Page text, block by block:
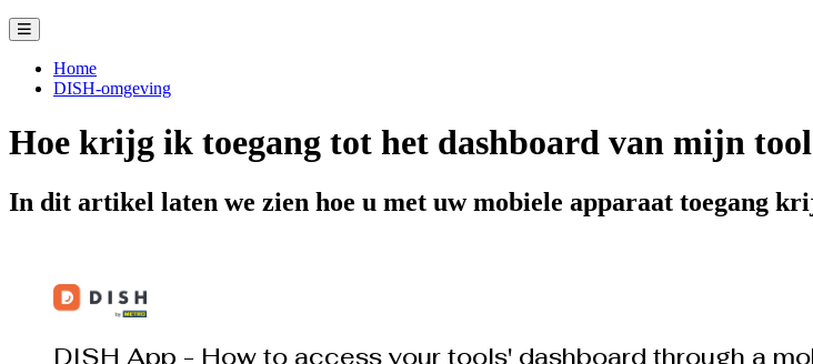
Home
DISH-omgeving
Hoe krijg ik toegang tot het dashboard van mijn
In dit artikel laten we zien hoe u met uw mobiele apparaat toegang